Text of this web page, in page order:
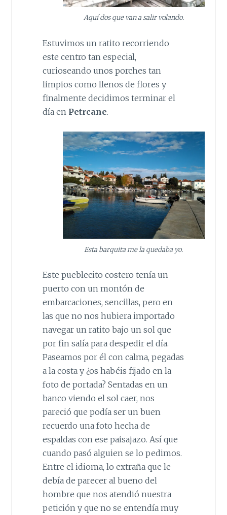
Aquí dos que van a salir volando.
Estuvimos un ratito recorriendo
este centro tan especial,
curioseando unos porches tan
limpios como llenos de flores y
finalmente decidimos terminar el
día en Petrcane.
Esta barquita me la quedaba yo.
Este pueblecito costero tenía un
puerto con un montón de
embarcaciones, sencillas, pero en
las que no nos hubiera importado
navegar un ratito bajo un sol que
por fin salía para despedir el día.
Paseamos por él con calma, pegadas
a la costa y ¿os habéis fijado en la
foto de portada? Sentadas en un
banco viendo el sol caer, nos
pareció que podía ser un buen
recuerdo una foto hecha de
espaldas con ese paisajazo. Así que
cuando pasó alguien se lo pedimos.
Entre el idioma, lo extraña que le
debía de parecer al bueno del
hombre que nos atendió nuestra
petición y que no se entendía muy